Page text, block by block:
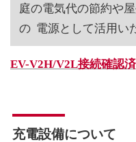
庭の電気代の節約や
の 電源として活用い
EV-V2H/V2L接続確認
充電設備について